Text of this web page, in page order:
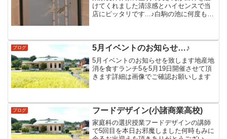
けてくれました清涼感とハイセンスで当
店にピッタリです...♪︎白駒の池に何度も足
ブログ 5月イベントのお知らせ…♪
5月イベントのお知らせを致します地産地
消を食すランチ5を5月19日開催させて頂
きます詳細は画像でご確認お願いします
ブログ フードデザイン(小諸商業高校)
家庭科の選択授業フードデザインの講師
で5回目を本日お邪魔しました何時もみに